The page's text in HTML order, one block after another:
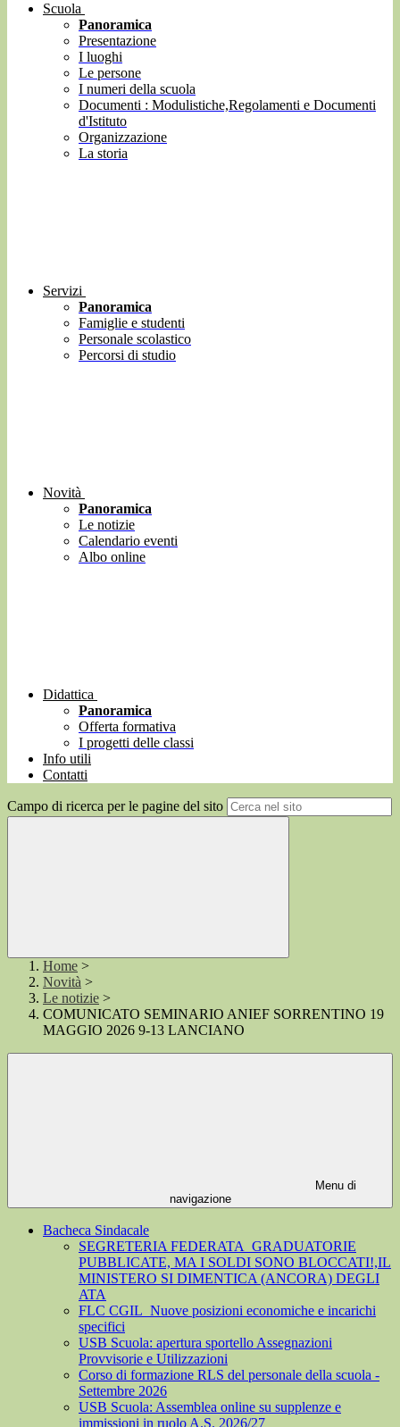
Scuola
Panoramica
Presentazione
I luoghi
Le persone
I numeri della scuola
Documenti : Modulistiche,Regolamenti e Documenti
d'Istituto
Organizzazione
La storia
Servizi
Panoramica
Famiglie e studenti
Personale scolastico
Percorsi di studio
Novità
Panoramica
Le notizie
Calendario eventi
Albo online
Didattica
Panoramica
Offerta formativa
I progetti delle classi
Info utili
Contatti
Campo di ricerca per le pagine del sito
Home >
Novità >
Le notizie >
COMUNICATO SEMINARIO ANIEF SORRENTINO 19
MAGGIO 2026 9-13 LANCIANO
Menu di
navigazione
Bacheca Sindacale
SEGRETERIA FEDERATA_GRADUATORIE
PUBBLICATE, MA I SOLDI SONO BLOCCATI!,IL
MINISTERO SI DIMENTICA (ANCORA) DEGLI
ATA
FLC CGIL_Nuove posizioni economiche e incarichi
specifici
USB Scuola: apertura sportello Assegnazioni
Provvisorie e Utilizzazioni
Corso di formazione RLS del personale della scuola -
Settembre 2026
USB Scuola: Assemblea online su supplenze e
immissioni in ruolo A.S. 2026/27